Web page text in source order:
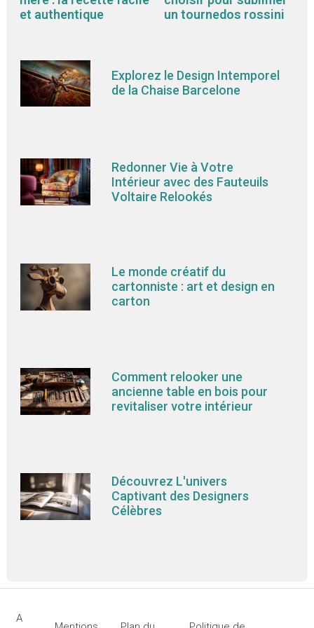
et authentique
un tournedos rossini
Explorez le Design Intemporel
de la Chaise Barcelone
Redonner Vie à Votre
Intérieur avec des Fauteuils
Voltaire Relookés
Le monde créatif du
cartonniste : art et design en
carton
Comment relooker une
ancienne table en bois pour
revitaliser votre intérieur
Découvrez L'univers
Captivant des Designers
Célèbres
A